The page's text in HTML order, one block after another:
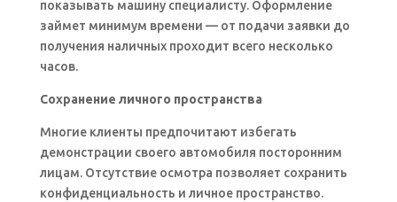
показывать машину специалисту. Оформление
займет минимум времени — от подачи заявки до
получения наличных проходит всего несколько
часов.
Сохранение личного пространства
Многие клиенты предпочитают избегать
демонстрации своего автомобиля посторонним
лицам. Отсутствие осмотра позволяет сохранить
конфиденциальность и личное пространство.